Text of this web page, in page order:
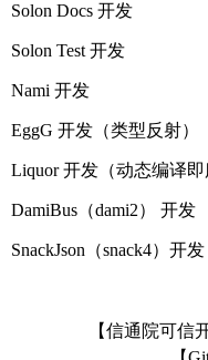
Solon Docs 开发
Solon Test 开发
Nami 开发
EggG 开发（类型反射）
Liquor 开发（动态编译即
DamiBus（dami2） 开发
SnackJson（snack4）开发
【信通院可信